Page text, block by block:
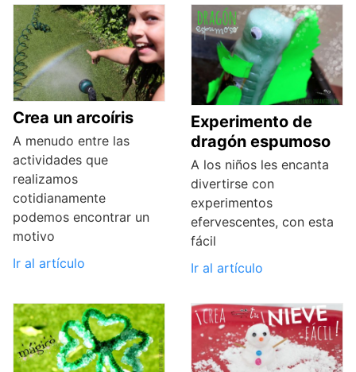
Crea un arcoíris
A menudo entre las
actividades que
realizamos
cotidianamente
podemos encontrar un
motivo
Ir al artículo
Experimento de
dragón espumoso
A los niños les encanta
divertirse con
experimentos
efervescentes, con esta
fácil
Ir al artículo